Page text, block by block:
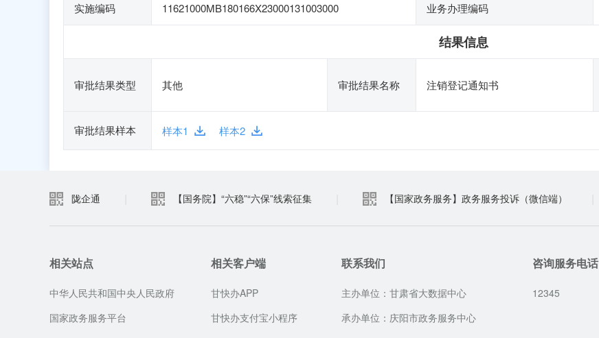
实施编码 11621000MB180166X23000131003000 业务办理编码
结果信息
审批结果类型 其他 审批结果名称 注销登记通知书
审批结果样本 样本1 样本2
陇企通 【国务院】“六稳”“六保”线索征集 【国家政务服务】政务服务投诉（微信端）
相关站点
中华人民共和国中央人民政府
国家政务服务平台
相关客户端
甘快办APP
甘快办支付宝小程序
联系我们
主办单位：甘肃省大数据中心
承办单位：庆阳市政务服务中心
咨询服务电话
12345